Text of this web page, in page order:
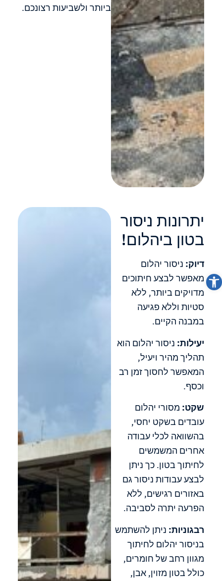
פתח סרגל נגישות
ביותר ולשביעות רצונכם.
יתרונות ניסור
בטון ביהלום!
דיוק: ניסור יהלום
מאפשר לבצע חיתוכים
מדויקים ביותר, ללא
סטיות וללא פגיעה
במבנה הקיים.
יעילות: ניסור יהלום הוא
תהליך מהיר ויעיל,
המאפשר לחסוך זמן רב
וכסף.
שקט: מסורי יהלום
עובדים בשקט יחסי,
בהשוואה לכלי עבודה
אחרים המשמשים
לחיתוך בטון. כך ניתן
לבצע עבודות ניסור גם
באזורים רגישים, ללא
הפרעה יתרה לסביבה.
רבגוניות: ניתן להשתמש
בניסור יהלום לחיתוך
מגוון רחב של חומרים,
כולל בטון מזוין, אבן,